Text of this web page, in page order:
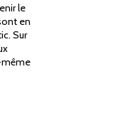
le
en
Sur
même